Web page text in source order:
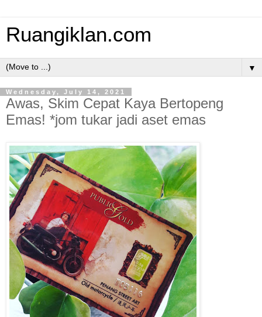
Ruangiklan.com
▼
Wednesday, July 14, 2021
Awas, Skim Cepat Kaya Bertopeng
Emas! *jom tukar jadi aset emas